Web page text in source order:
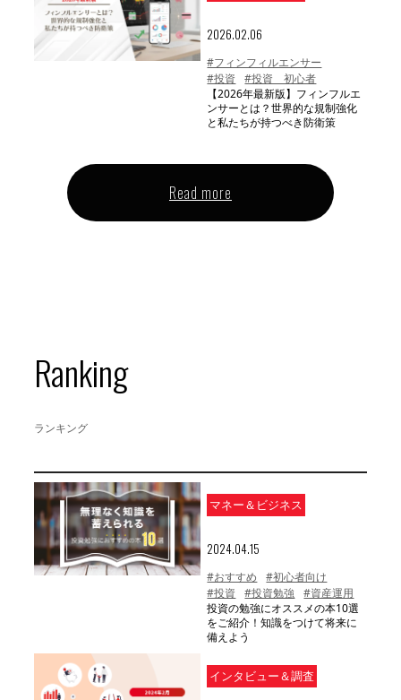
2026.02.06
#フィンフィルエンサー
#投資
#投資 初心者
【2026年最新版】フィンフルエ
ンサーとは？世界的な規制強化
と私たちが持つべき防衛策
Read more
Ranking
ランキング
マネー＆ビジネス
2024.04.15
#おすすめ
#初心者向け
#投資
#投資勉強
#資産運用
投資の勉強にオススメの本10選
をご紹介！知識をつけて将来に
備えよう
インタビュー＆調査